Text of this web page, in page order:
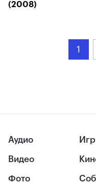
(2008)
1
Аудио
Видео
Фото